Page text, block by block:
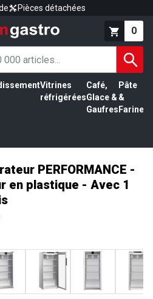
Pièces détachées
0
Vitrines
réfrigérées
Café,
Glace &
Gaufres
Pâte
&
Farine
PERFORMANCE -
en plastique - Avec 1